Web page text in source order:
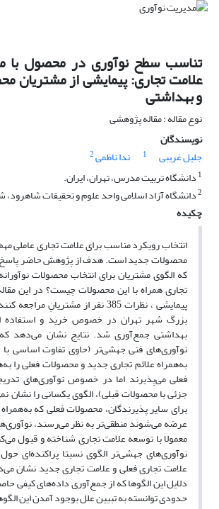
تناسب سطح نوآوری در محصول با
علامت تجاری: پیمایشی از مشتریان
و بهداشتی
نوع مقاله : مقاله پژوهشی
نویسندگان
جلیل غریبی
1 ندا ناظمی2
1 دانشگاه تربیت مدرس، تهران، ایران.
2دانشگاه آزاد اسلامی واحد علوم و تحقیقات شاهرود،
چکیده
انتخاب رویکرد مناسب برای علامت تجاری عاملی
محصولات جدید است. هدف از پژوهش حاضر
که الگوی مشتریان برای انتخاب محصولات
تجاری همراه با این محصولات چیست؟ در این
پیمایشی ، نظرات 385 نفر از مشتریانِ
بزرگ شهر تهران در خصوص خرید و استفاده
بهداشتی جمع‌آوری شد. نتایج نشان می‌دهد که
نوآوری‌های فنی جهشی‌تر (حاوی تفاوت اساسی
به‌همراه علائم تجاری جدید و محصولات فعلی را
فعلی می‌پذیرند اما در خصوص نوآوری‌های
جزئی با محصولات قبلی)، الگوی یکسانی را نشان
برای سایر پذیرندگان، محصولات فعلی که
عرضه می‌شوند منطقی‌تر به نظر می‌رسند،
معمولا با توسعه علامت تجاری شناخته و قبول
نوآوری‌های جهشی‌تر الگوی نسبتا پراکنده‌ای
علامت تجاری فعلی و علامت تجاری جدید نشان
دلایل این الگوها که از جمع‌آوری داده‌های کیفی
حدودی توانسته به تبیین علل بوجود آمدن این